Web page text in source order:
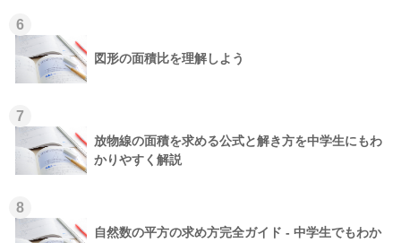
6
図形の面積比を理解しよう
7
放物線の面積を求める公式と解き方を中学生にもわ
かりやすく解説
8
自然数の平方の求め方完全ガイド - 中学生でもわか